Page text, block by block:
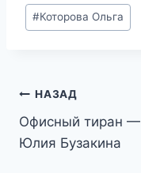
Метки
записи:
#Которова Ольга
Навигация
по
НАЗАД
Офисный тиран —
Юлия Бузакина